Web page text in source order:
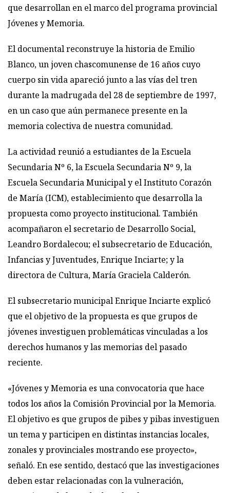
que desarrollan en el marco del programa provincial
Jóvenes y Memoria.
El documental reconstruye la historia de Emilio
Blanco, un joven chascomunense de 16 años cuyo
cuerpo sin vida apareció junto a las vías del tren
durante la madrugada del 28 de septiembre de 1997,
en un caso que aún permanece presente en la
memoria colectiva de nuestra comunidad.
La actividad reunió a estudiantes de la Escuela
Secundaria Nº 6, la Escuela Secundaria Nº 9, la
Escuela Secundaria Municipal y el Instituto Corazón
de María (ICM), establecimiento que desarrolla la
propuesta como proyecto institucional. También
acompañaron el secretario de Desarrollo Social,
Leandro Bordalecou; el subsecretario de Educación,
Infancias y Juventudes, Enrique Inciarte; y la
directora de Cultura, María Graciela Calderón.
El subsecretario municipal Enrique Inciarte explicó
que el objetivo de la propuesta es que grupos de
jóvenes investiguen problemáticas vinculadas a los
derechos humanos y las memorias del pasado
reciente.
«Jóvenes y Memoria es una convocatoria que hace
todos los años la Comisión Provincial por la Memoria.
El objetivo es que grupos de pibes y pibas investiguen
un tema y participen en distintas instancias locales,
zonales y provinciales mostrando ese proyecto»,
señaló. En ese sentido, destacó que las investigaciones
deben estar relacionadas con la vulneración,